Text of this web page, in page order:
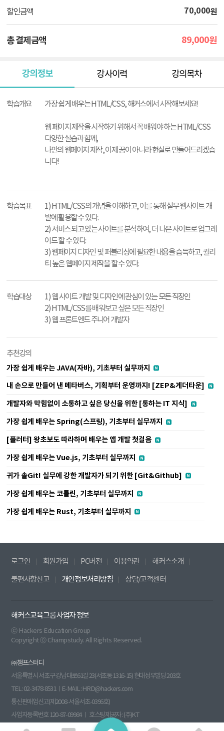
할인금액 70,000원
총 결제금액 89,000원
강의정보 강사이력 강의목차
학습개요 가장 쉽게 배우는 HTML/CSS, 해커스에서 시작해보세요!
웹 페이지 제작을 시작하기 위해서 꼭 배워야 하는 HTML/CSS
다양한 실습과 함께,
나만의 웹페이지 제작, 이제 꿈이 아니라 현실로 만들어드리겠습
니다!
학습목표
1) HTML/CSS의 개념을 이해하고, 이를 통해 실무 웹사이트 개
발에 활용할 수 있다.
2) 서비스 되고 있는 사이트를 분석하여, 더 나은 사이트로 업그레
이드 할 수 있다.
3) 웹페이지 디자인 및 퍼블리싱에 필요한 내용을 습득하고, 퀄리
티 높은 웹페이지 제작을 할 수 있다.
학습대상
1) 웹 사이트 개발 및 디자인에 관심이 있는 모든 직장인
2) HTML/CSS를 배워보고 싶은 모든 직장인
3) 웹 프론트엔드 주니어 개발자
추천강의
가장 쉽게 배우는 JAVA(자바), 기초부터 실무까지
내 손으로 만들어 낸 메타버스, 기획부터 운영까지! [ZEP&게더타운]
개발자와 막힘없이 소통하고 싶은 당신을 위한 [통하는 IT 지식]
가장 쉽게 배우는 Spring(스프링), 기초부터 실무까지
[플러터] 왕초보도 따라하며 배우는 앱 개발 첫걸음
가장 쉽게 배우는 Vue.js, 기초부터 실무까지
귀가 솔Git! 실무에 강한 개발자가 되기 위한 [Git&Github]
가장 쉽게 배우는 코틀린, 기초부터 실무까지
가장 쉽게 배우는 Rust, 기초부터 실무까지
로그인 회원가입 PC버전 이용약관 해커스소개
불편사항신고 개인정보처리방침 상담/고객센터
해커스교육그룹 사업자 정보
ⓒ Hackers Education Group
Copyright ⓒ Champstudy. All Rights Reserved.
㈜챔프스터디
서울특별시 서초구 강남대로61길 23(서초동 1316-15) 현대성우빌딩 203호
TEL : 02-3478-8531ㅣE-MAIL : HRD@hackers.com
통신판매업신고(제2008-서울서초-0396호)
사업자등록번호 120-87-09984 ㅣ 호스팅제공자 : (주)KT
원격평생교육시설신고(제 원 - 140호) 부가통신사업신고(013760)